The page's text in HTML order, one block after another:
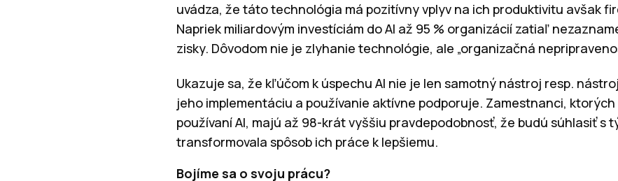
uvádza, že táto technológia má pozitívny vplyv na ich produktivitu avšak
Napriek miliardovým investíciám do AI až 95 % organizácií zatiaľ
zisky. Dôvodom nie je zlyhanie technológie, ale „organizačná
Ukazuje sa, že kľúčom k úspechu AI nie je len samotný nástroj resp.
jeho implementáciu a používanie aktívne podporuje. Zamestnanci,
používaní AI, majú až 98-krát vyššiu pravdepodobnosť, že budú súhlasiť s
transformovala spôsob ich práce k lepšiemu.
Bojíme sa o svoju prácu?